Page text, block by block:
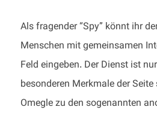
Als fragender “Spy” könnt ihr
Menschen mit gemeinsamen
Feld eingeben. Der Dienst ist
besonderen Merkmale der
Omegle zu den sogenannten